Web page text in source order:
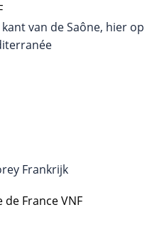
van de Saône, hier op
Frankrijk
de France VNF